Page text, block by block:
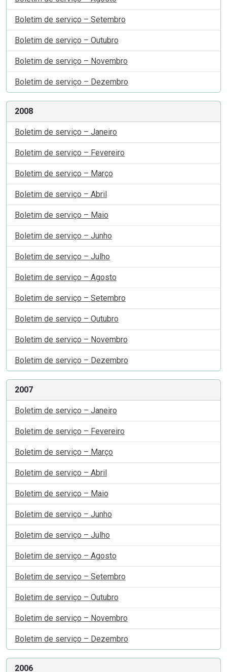
Boletim de serviço – Setembro
Boletim de serviço – Outubro
Boletim de serviço – Novembro
Boletim de serviço – Dezembro
2008
Boletim de serviço – Janeiro
Boletim de serviço – Fevereiro
Boletim de serviço – Março
Boletim de serviço – Abril
Boletim de serviço – Maio
Boletim de serviço – Junho
Boletim de serviço – Julho
Boletim de serviço – Agosto
Boletim de serviço – Setembro
Boletim de serviço – Outubro
Boletim de serviço – Novembro
Boletim de serviço – Dezembro
2007
Boletim de serviço – Janeiro
Boletim de serviço – Fevereiro
Boletim de serviço – Março
Boletim de serviço – Abril
Boletim de serviço – Maio
Boletim de serviço – Junho
Boletim de serviço – Julho
Boletim de serviço – Agosto
Boletim de serviço – Setembro
Boletim de serviço – Outubro
Boletim de serviço – Novembro
Boletim de serviço – Dezembro
2006